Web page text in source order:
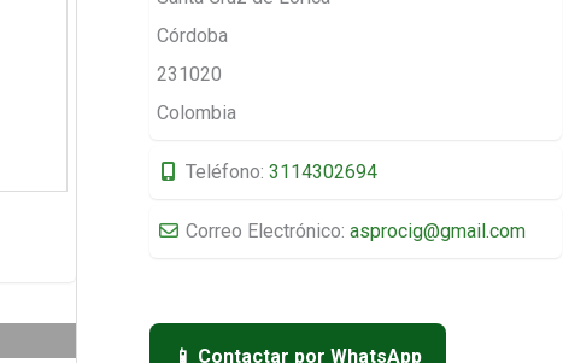
Córdoba
231020
Colombia
Teléfono: 3114302694
Correo Electrónico: asprocig@gmail.com
📱 Contactar por WhatsApp